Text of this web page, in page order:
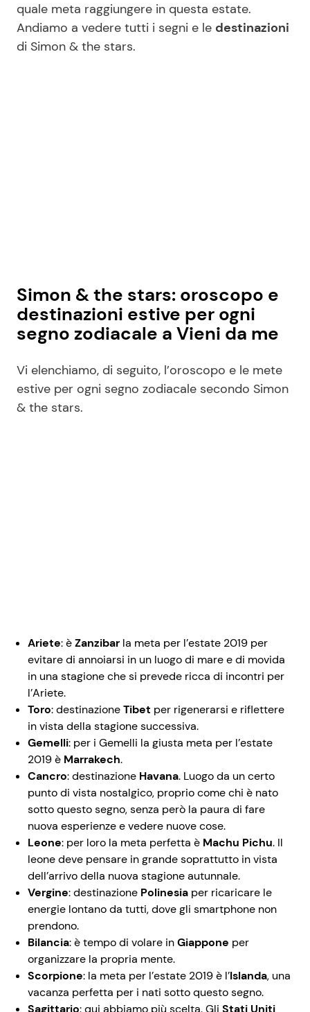
Viaggi e Turismo Ricette Feste
Redazione
Contattaci
Pubblicità
quale meta raggiungere in questa estate.
Andiamo a vedere tutti i segni e le destinazioni
di Simon & the stars.
Simon & the stars: oroscopo e
destinazioni estive per ogni
segno zodiacale a Vieni da me
Vi elenchiamo, di seguito, l’oroscopo e le mete
estive per ogni segno zodiacale secondo Simon
& the stars.
Ariete: èZanzibar la meta per l’estate 2019 per
evitare di annoiarsi in un luogo di mare e di movida
in una stagione che si prevede ricca di incontri per
l’Ariete.
Toro: destinazioneTibet per rigenerarsi e riflettere
in vista della stagione successiva.
Gemelli: per i Gemelli la giusta meta per l’estate
2019 è Marrakech.
Cancro: destinazione Havana. Luogo da un certo
punto di vista nostalgico, proprio come chi è nato
sotto questo segno, senza però la paura di fare
nuova esperienze e vedere nuove cose.
Leone: per loro la meta perfetta è Machu Pichu. Il
leone deve pensare in grande soprattutto in vista
dell’arrivo della nuova stagione autunnale.
Vergine: destinazione Polinesia per ricaricare le
energie lontano da tutti, dove gli smartphone non
prendono.
Bilancia: è tempo di volare inGiappone per
organizzare la propria mente.
Scorpione: la meta per l’estate 2019 è l’Islanda, una
vacanza perfetta per i nati sotto questo segno.